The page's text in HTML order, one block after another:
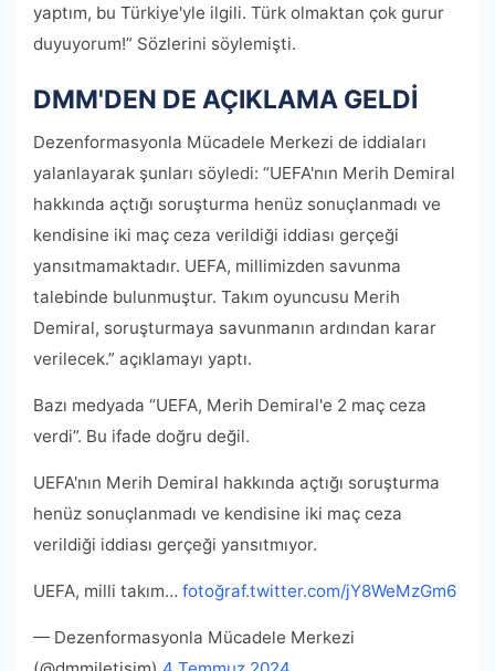
yaptım, bu Türkiye'yle ilgili. Türk olmaktan çok gurur
duyuyorum!” Sözlerini söylemişti.
DMM'DEN DE AÇIKLAMA GELDİ
Dezenformasyonla Mücadele Merkezi de iddiaları
yalanlayarak şunları söyledi: “UEFA'nın Merih Demiral
hakkında açtığı soruşturma henüz sonuçlanmadı ve
kendisine iki maç ceza verildiği iddiası gerçeği
yansıtmamaktadır. UEFA, millimizden savunma
talebinde bulunmuştur. Takım oyuncusu Merih
Demiral, soruşturmaya savunmanın ardından karar
verilecek.” açıklamayı yaptı.
Bazı medyada “UEFA, Merih Demiral'e 2 maç ceza
verdi”. Bu ifade doğru değil.
UEFA'nın Merih Demiral hakkında açtığı soruşturma
henüz sonuçlanmadı ve kendisine iki maç ceza
verildiği iddiası gerçeği yansıtmıyor.
UEFA, milli takım… fotoğraf.twitter.com/jY8WeMzGm6
— Dezenformasyonla Mücadele Merkezi